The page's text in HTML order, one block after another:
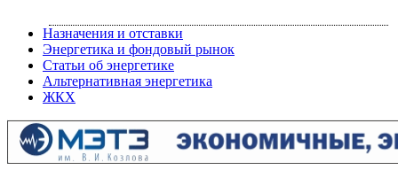
Назначения и отставки
Энергетика и фондовый рынок
Статьи об энергетике
Альтернативная энергетика
ЖКХ